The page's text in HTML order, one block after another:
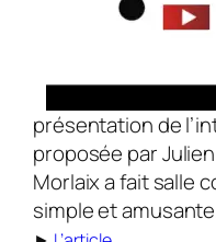
présentation de
proposée par
Morlaix a fait salle
simple et